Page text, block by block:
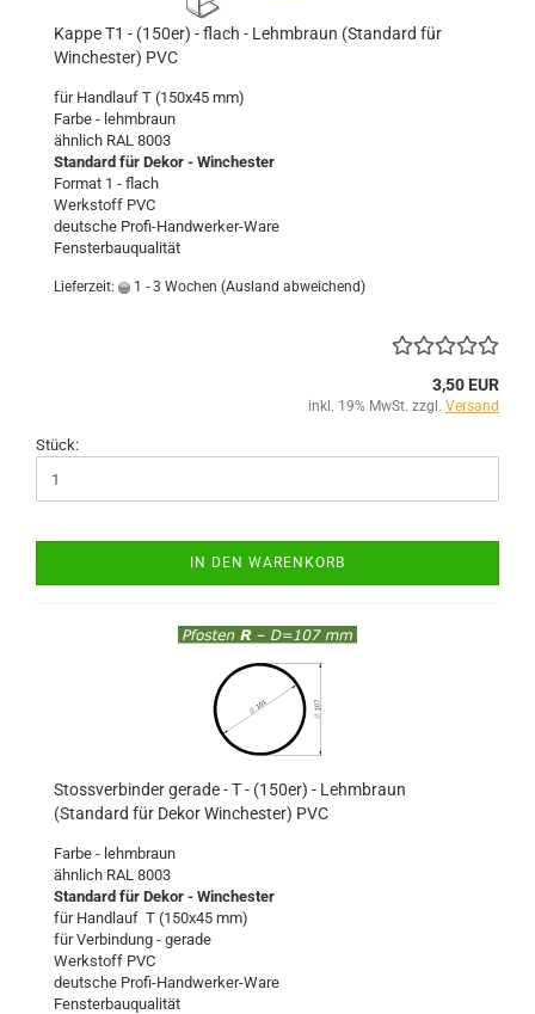
Kappe T1 - (150er) - flach - Lehmbraun (Standard für
Winchester) PVC
für Handlauf T (150x45 mm)
Farbe - lehmbraun
ähnlich RAL 8003
Standard für Dekor - Winchester
Format 1 - flach
Werkstoff PVC
deutsche Profi-Handwerker-Ware
Fensterbauqualität
Lieferzeit: 1 - 3 Wochen (Ausland abweichend)
3,50 EUR
inkl. 19% MwSt. zzgl. Versand
Stück:
IN DEN WARENKORB
Stossverbinder gerade - T - (150er) - Lehmbraun
(Standard für Dekor Winchester) PVC
Farbe - lehmbraun
ähnlich RAL 8003
Standard für Dekor - Winchester
für Handlauf T (150x45 mm)
für Verbindung - gerade
Werkstoff PVC
deutsche Profi-Handwerker-Ware
Fensterbauqualität